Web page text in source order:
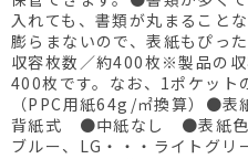
入れても、書類が丸まること
膨らまないので、表紙もぴっ
収容枚数／約400枚※製品の
400枚です。なお、1ポケット
（PPC用紙64g/㎡換算）●
背紙式 ●中紙なし ●表紙色/
ブルー、LG・・・ライトグリ